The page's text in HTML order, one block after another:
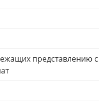
представлению с